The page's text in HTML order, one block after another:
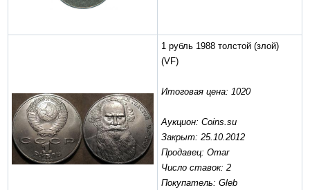
1 рубль 1988 толстой (злой)
(VF)
Итоговая цена: 1020
Аукцион: Coins.su
Закрыт: 25.10.2012
Продавец: Omar
Число ставок: 2
Покупатель: Gleb